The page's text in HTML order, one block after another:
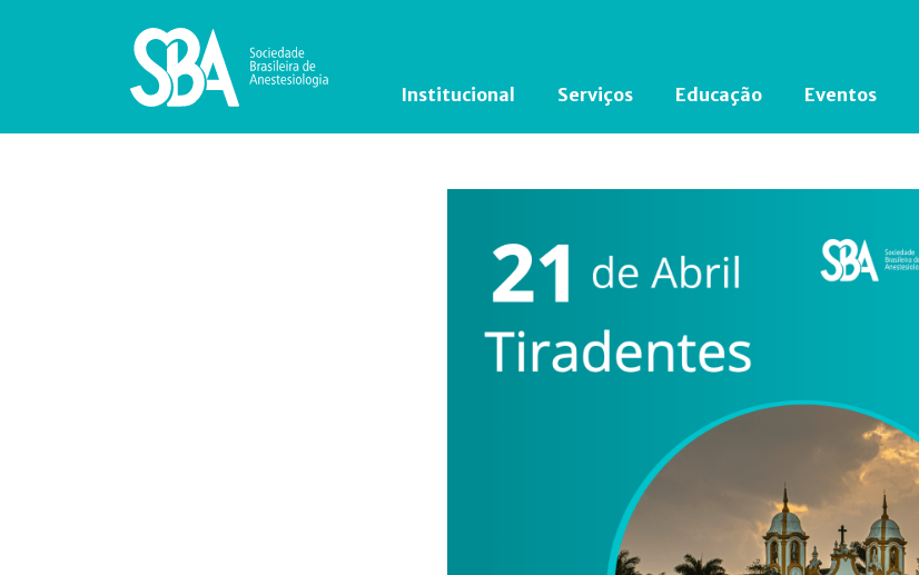
Institucional Serviços Educação Eventos